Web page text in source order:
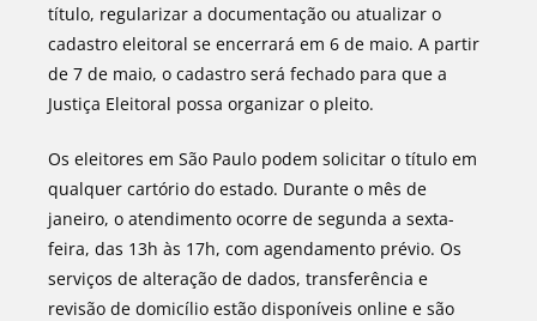
título, regularizar a documentação ou atualizar o
cadastro eleitoral se encerrará em 6 de maio. A partir
de 7 de maio, o cadastro será fechado para que a
Justiça Eleitoral possa organizar o pleito.
Os eleitores em São Paulo podem solicitar o título em
qualquer cartório do estado. Durante o mês de
janeiro, o atendimento ocorre de segunda a sexta-
feira, das 13h às 17h, com agendamento prévio. Os
serviços de alteração de dados, transferência e
revisão de domicílio estão disponíveis online e são